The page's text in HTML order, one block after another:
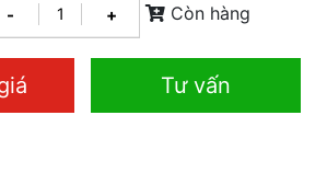
- + Còn hàng
Tư vấn